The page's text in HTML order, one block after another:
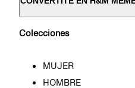
Colecciones
MUJER
HOMBRE